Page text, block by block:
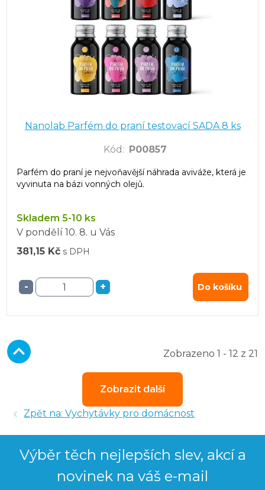
Nanolab Parfém do praní testovací SADA 8 ks
Kód : P00857
Parfém do praní je nejvoňavější náhrada aviváže, která je
vyvinuta na bázi vonných olejů.
Skladem 5-10 ks
V pondělí 10. 8. u Vás
381,15 Kč s DPH
- + Do košíku
Zobrazeno 1 - 12 z 21
Zobrazit další
Zpět na: Vychytávky pro domácnost
Výběr těch nejlepších slev, akcí a
novinek na váš e-mail